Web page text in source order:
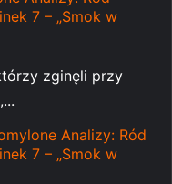
7 – „Smok w
zginęli przy
Analizy: Ród
7 – „Smok w